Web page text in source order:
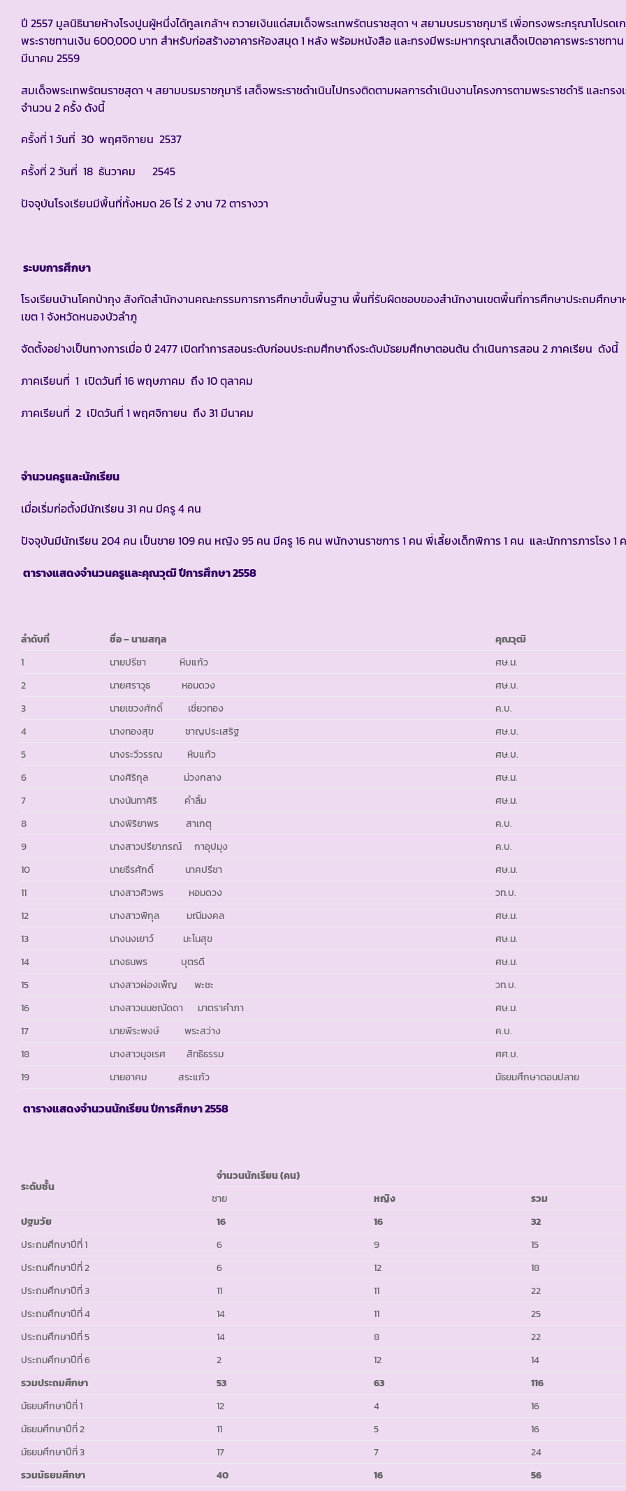
ปี 2557 มูลนิธินายห้างโรงปูนผู้หนึ่งได้ทูลเกล้าฯ ถวายเงินแด่สมเด็จพระเทพรัตนราชสุดา ฯ สยามบรมราชกุมารี เพื่อทรงพระกรุณาโปรดเ
พระราชทานเงิน 600,000 บาท สำหรับก่อสร้างอาคารห้องสมุด 1 หลัง พร้อมหนังสือ และทรงมีพระมหากรุณาเสด็จเปิดอาคารพระราชทา
มีนาคม 2559
สมเด็จพระเทพรัตนราชสุดา ฯ สยามบรมราชกุมารี เสด็จพระราชดำเนินไปทรงติดตามผลการดำเนินงานโครงการตามพระราชดำริ และทร
จำนวน 2 ครั้ง ดังนี้
ครั้งที่ 1 วันที่ 30 พฤศจิกายน 2537
ครั้งที่ 2 วันที่ 18 ธันวาคม 2545
ปัจจุบันโรงเรียนมีพื้นที่ทั้งหมด 26 ไร่ 2 งาน 72 ตารางวา
ระบบการศึกษา
โรงเรียนบ้านโคกป่ากุง สังกัดสำนักงานคณะกรรมการการศึกษาขั้นพื้นฐาน พื้นที่รับผิดชอบของสำนักงานเขตพื้นที่การศึกษาประถมศึกษ
เขต 1 จังหวัดหนองบัวลำภู
จัดตั้งอย่างเป็นทางการเมื่อ ปี 2477 เปิดทำการสอนระดับก่อนประถมศึกษาถึงระดับมัธยมศึกษาตอนต้น ดำเนินการสอน 2 ภาคเรียน ดังนี้
ภาคเรียนที่ 1 เปิดวันที่ 16 พฤษภาคม ถึง 10 ตุลาคม
ภาคเรียนที่ 2 เปิดวันที่ 1 พฤศจิกายน ถึง 31 มีนาคม
จำนวนครูและนักเรียน
เมื่อเริ่มก่อตั้งมีนักเรียน 31 คน มีครู 4 คน
ปัจจุบันมีนักเรียน 204 คน เป็นชาย 109 คน หญิง 95 คน มีครู 16 คน พนักงานราชการ 1 คน พี่เลี้ยงเด็กพิการ 1 คน และนักการภารโรง 1
ตารางแสดงจำนวนครูและคุณวุฒิ ปีการศึกษา2558
ลำดับที่ ชื่อ– นามสกุล
คุณวุฒิ
1
นายปรีชา หีบแก้ว
ศษ.ม.
2
นายศราวุธ หอมดวง
ศษ.บ.
3
นายเชวงศักดิ์ เชี่ยวทอง
ค.บ.
4
นางทองสุข ชาญประเสริฐ
ศษ.บ.
5
นางระวีวรรณ หีบแก้ว
ศษ.บ.
6
นางศิริกุล ม่วงกลาง
ศษ.ม.
7
นางนันทาศิริ คำลิ้ม
ศษ.ม.
8
นางพิริยาพร สาเกตุ
ค.บ.
9
นางสาวปรียาภรณ์ กาอุปมุง
ค.บ.
10
นายธีรศักดิ์ นาคปรีชา
ศษ.ม.
11
นางสาวศิวพร หอมดวง
วท.บ.
12
นางสาวพิกุล มณีมงคล
ศษ.ม.
13
นางนงเยาว์ มะโนสุข
ศษ.ม.
14
นางธนพร บุตรดี
ศษ.ม.
15
นางสาวผ่องเพ็ญ พะชะ
วท.บ.
16
นางสาวนนชณัดดา มาตราคำภา
ศษ.ม.
17
นายพีระพงษ์ พระสว่าง
ค.บ.
18
นางสาวนุจเรศ สิทธิธรรม
ศศ.บ.
19
นายอาคม สระแก้ว มัธยมศึกษาตอนปลาย
ตารางแสดงจำนวนนักเรียน ปีการศึกษา2558
ระดับชั้น
จำนวนนักเรียน(คน)
ชาย
หญิง
รวม
ปฐมวัย
16 16
32
ประถมศึกษาปีที่ 1
6 9
15
ประถมศึกษาปีที่ 2
6 12
18
ประถมศึกษาปีที่ 3
11 11
22
ประถมศึกษาปีที่ 4
14 11
25
ประถมศึกษาปีที่ 5
14 8
22
ประถมศึกษาปีที่ 6
2 12
14
รวมประถมศึกษา
53 63
116
มัธยมศึกษาปีที่ 1
12 4
16
มัธยมศึกษาปีที่ 2
11 5
16
มัธยมศึกษาปีที่ 3
17 7
24
รวมมัธยมศึกษา
40 16
56